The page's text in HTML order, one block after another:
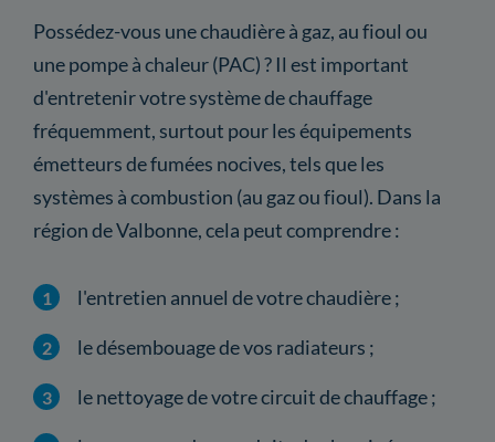
Possédez-vous une chaudière à gaz, au fioul ou
une pompe à chaleur (PAC) ? Il est important
d'entretenir votre système de chauffage
fréquemment, surtout pour les équipements
émetteurs de fumées nocives, tels que les
systèmes à combustion (au gaz ou fioul). Dans la
région de Valbonne, cela peut comprendre :
l'entretien annuel de votre chaudière ;
le désembouage de vos radiateurs ;
le nettoyage de votre circuit de chauffage ;